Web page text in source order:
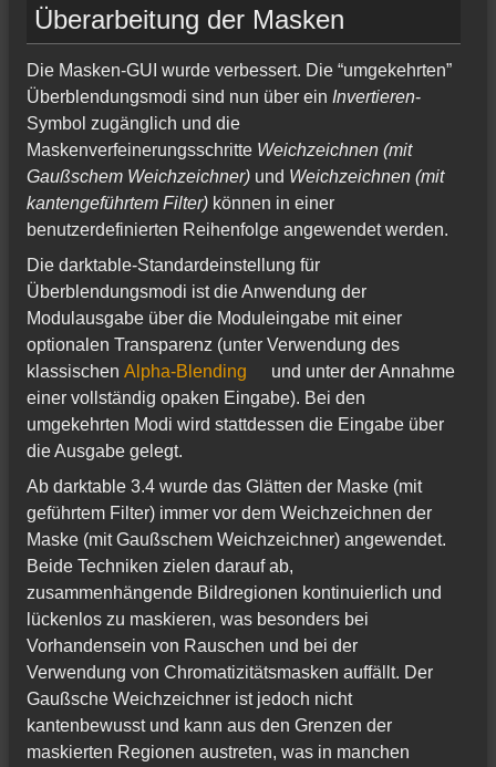
Überarbeitung der Masken
Die Masken-GUI wurde verbessert. Die “umgekehrten”
Überblendungsmodi sind nun über ein Invertieren-
Symbol zugänglich und die
Maskenverfeinerungsschritte Weichzeichnen (mit
Gaußschem Weichzeichner) und Weichzeichnen (mit
kantengeführtem Filter) können in einer
benutzerdefinierten Reihenfolge angewendet werden.
Die darktable-Standardeinstellung für
Überblendungsmodi ist die Anwendung der
Modulausgabe über die Moduleingabe mit einer
optionalen Transparenz (unter Verwendung des
klassischen Alpha-Blending
und unter der Annahme
einer vollständig opaken Eingabe). Bei den
umgekehrten Modi wird stattdessen die Eingabe über
die Ausgabe gelegt.
Ab darktable 3.4 wurde das Glätten der Maske (mit
geführtem Filter) immer vor dem Weichzeichnen der
Maske (mit Gaußschem Weichzeichner) angewendet.
Beide Techniken zielen darauf ab,
zusammenhängende Bildregionen kontinuierlich und
lückenlos zu maskieren, was besonders bei
Vorhandensein von Rauschen und bei der
Verwendung von Chromatizitätsmasken auffällt. Der
Gaußsche Weichzeichner ist jedoch nicht
kantenbewusst und kann aus den Grenzen der
maskierten Regionen austreten, was in manchen